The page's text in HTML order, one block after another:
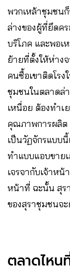
พวกเหล้าชุมชน
ล่างของผู้ที่ยึดคร
บริโภค และพอเ
ย้ายที่ตั้งให้ห่าง
คนซื้อเขาติดโร
ชุมชนในตลาดล่
เหนื่อย ต้องทำเ
คุณภาพการผลิต
เป็นวัฏจักรแบบ
ทำแบบแอบขาย
เจรจากับเจ้าห
หน้าที่ ฉะนั้น สุร
ของสุราชุมชนจ
ตลาดไห